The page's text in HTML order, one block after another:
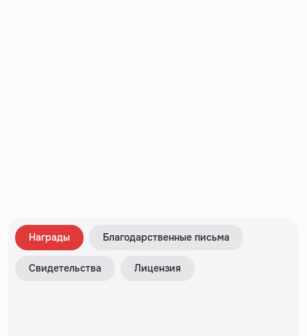
Награды Благодарственные письма
Свидетельства Лицензия